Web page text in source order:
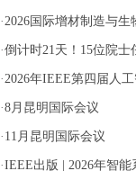
·2026国际增材制造与生
·倒计时21天！15位院
·2026年IEEE第四届人
·8月昆明国际会议
· 11月昆明国际会议
·IEEE出版 | 2026年智